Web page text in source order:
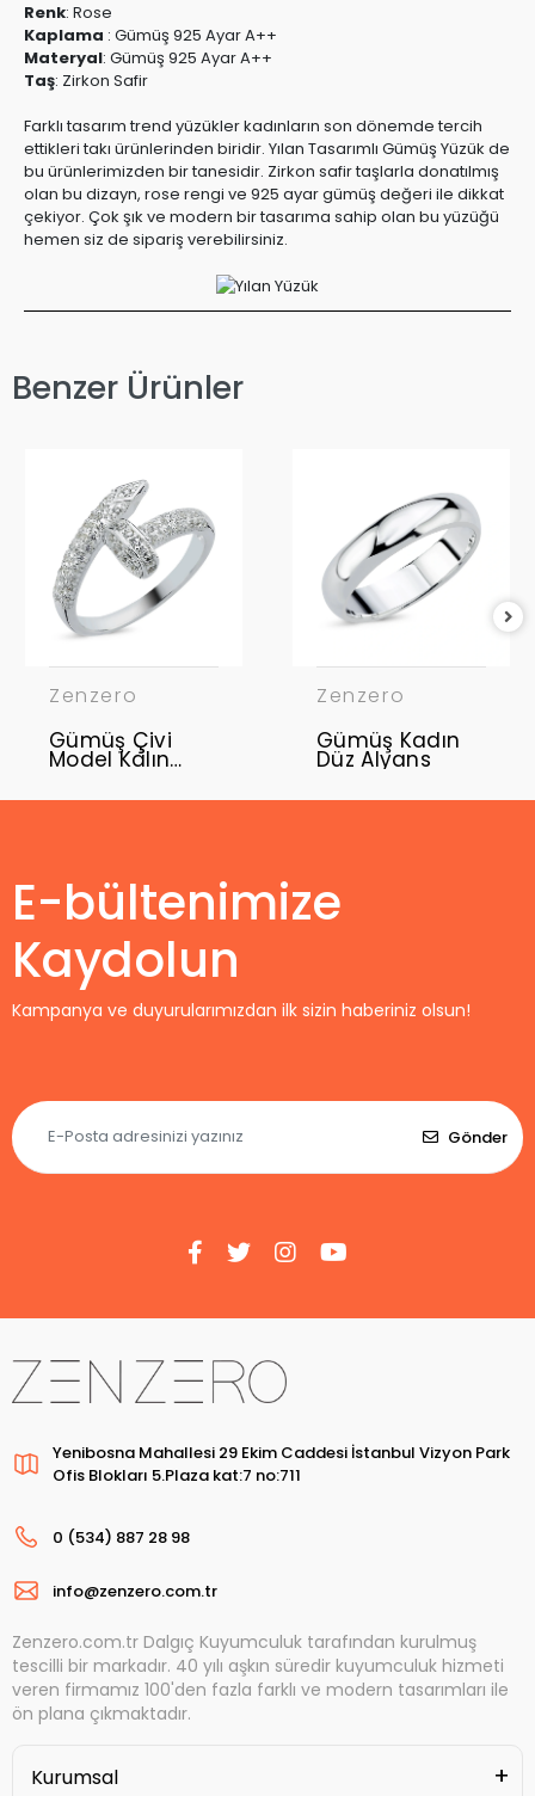
Renk: Rose
Kaplama : Gümüş 925 Ayar A++
Materyal: Gümüş 925 Ayar A++
Taş: Zirkon Safir
Farklı tasarım trend yüzükler kadınların son dönemde tercih
ettikleri takı ürünlerinden biridir. Yılan Tasarımlı Gümüş Yüzük de
bu ürünlerimizden bir tanesidir. Zirkon safir taşlarla donatılmış
olan bu dizayn, rose rengi ve 925 ayar gümüş değeri ile dikkat
çekiyor. Çok şık ve modern bir tasarıma sahip olan bu yüzüğü
hemen siz de sipariş verebilirsiniz.
Benzer Ürünler
Zenzero
Gümüş Çivi
Model Kalın
Zenzero
Gümüş Kadın
Düz Alyans
E-bültenimize
Kaydolun
Kampanya ve duyurularımızdan ilk sizin haberiniz olsun!
Gönder
Yenibosna Mahallesi 29 Ekim Caddesi İstanbul Vizyon Park
Ofis Blokları 5.Plaza kat:7 no:711
0 (534) 887 28 98
info@zenzero.com.tr
Zenzero.com.tr Dalgıç Kuyumculuk tarafından kurulmuş
tescilli bir markadır. 40 yılı aşkın süredir kuyumculuk hizmeti
veren firmamız 100'den fazla farklı ve modern tasarımları ile
ön plana çıkmaktadır.
Kurumsal